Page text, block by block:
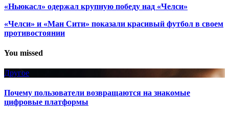
«Ньюкасл» одержал крупную победу над «Челси»
«Челси» и «Ман Сити» показали красивый футбол в своем
противостоянии
You missed
Другое
Почему пользователи возвращаются на знакомые
цифровые платформы